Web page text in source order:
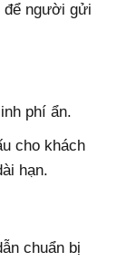
để người gửi
phí ẩn.
cho khách
hạn.
chuẩn bị